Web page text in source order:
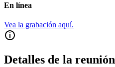
En línea
Vea la grabación aquí.
Detalles de la reunión